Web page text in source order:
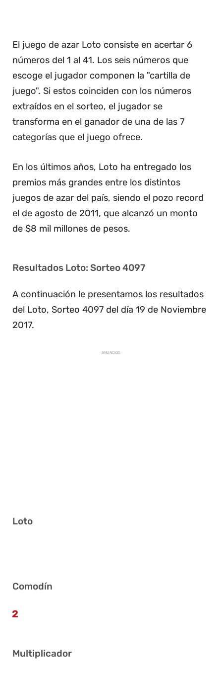
El juego de azar Loto consiste en acertar 6
números del 1 al 41. Los seis números que
escoge el jugador componen la "cartilla de
juego". Si estos coinciden con los números
extraídos en el sorteo, el jugador se
transforma en el ganador de una de las 7
categorías que el juego ofrece.
En los últimos años, Loto ha entregado los
premios más grandes entre los distintos
juegos de azar del país, siendo el pozo record
el de agosto de 2011, que alcanzó un monto
de $8 mil millones de pesos.
Resultados Loto: Sorteo 4097
A continuación le presentamos los resultados
del Loto, Sorteo 4097 del día 19 de Noviembre
2017.
ANUNCIOS
Loto
Comodín
2
Multiplicador